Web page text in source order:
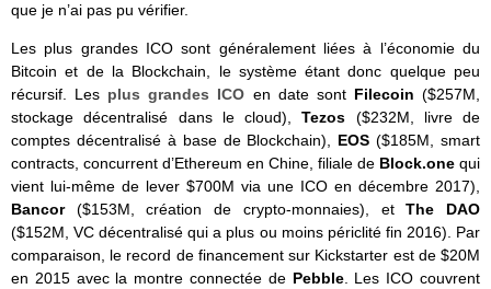
que je n’ai pas pu vérifier.
Les plus grandes ICO sont généralement liées à l’économie du
Bitcoin et de la Blockchain, le système étant donc quelque peu
récursif. Les plus grandes ICO en date sont Filecoin ($257M,
stockage décentralisé dans le cloud),Tezos ($232M, livre de
comptes décentralisé à base de Blockchain), EOS ($185M, smart
contracts, concurrent d’Ethereum en Chine, filiale de Block.one qui
vient lui-même de lever $700M via une ICO en décembre 2017),
Bancor($153M, création de crypto-monnaies), etThe DAO
($152M, VC décentralisé qui a plus ou moins périclité fin 2016). Par
comparaison, le record de financement sur Kickstarter est de $20M
en 2015 avec la montre connectée de Pebble. Les ICO couvrent